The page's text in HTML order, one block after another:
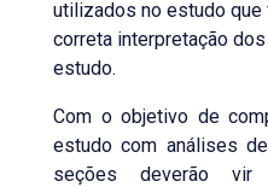
utilizados no estudo que
correta interpretação
estudo.
Com o objetivo de
estudo com análises
seções deverão vir